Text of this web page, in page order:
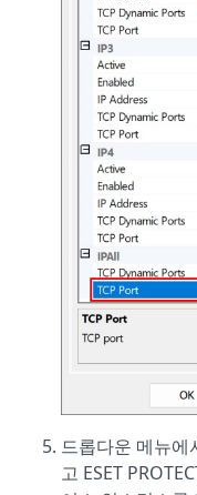
드롭다운 메뉴에
고 ESET